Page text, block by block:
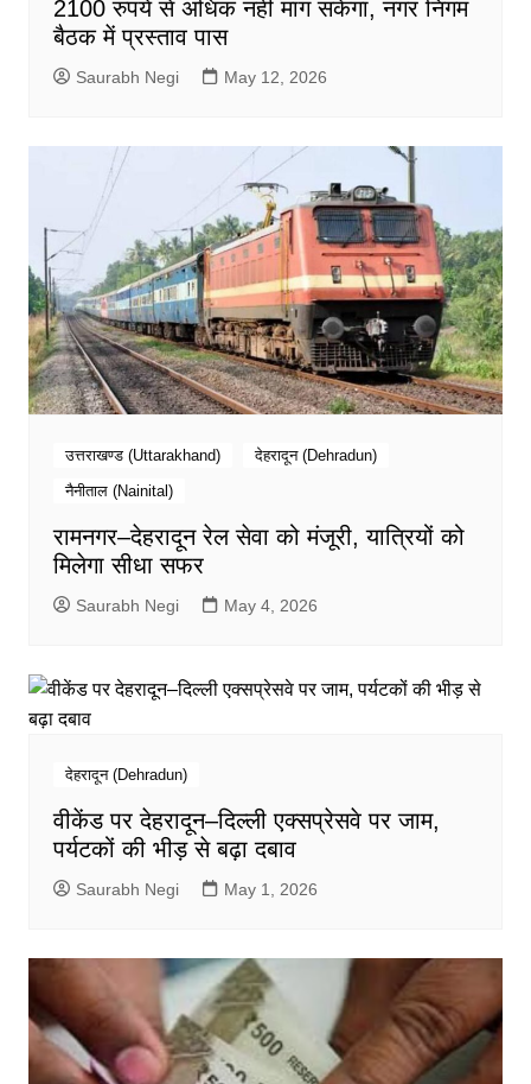
2100 रुपये से अधिक नहीं मांग सकेगा, नगर निगम
बैठक में प्रस्ताव पास
Saurabh Negi May 12, 2026
उत्तराखण्ड (Uttarakhand)
देहरादून (Dehradun)
नैनीताल (Nainital)
रामनगर–देहरादून रेल सेवा को मंजूरी, यात्रियों को
मिलेगा सीधा सफर
Saurabh Negi May 4, 2026
देहरादून (Dehradun)
वीकेंड पर देहरादून–दिल्ली एक्सप्रेसवे पर जाम,
पर्यटकों की भीड़ से बढ़ा दबाव
Saurabh Negi May 1, 2026